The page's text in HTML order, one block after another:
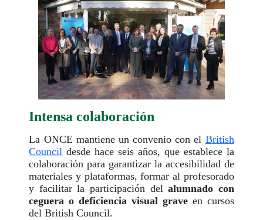
Intensa colaboración
La ONCE mantiene un convenio con el British
Council desde hace seis años, que establece la
colaboración para garantizar la accesibilidad de
materiales y plataformas, formar al profesorado
y facilitar la participación delalumnado con
ceguera o deficiencia visual graveen cursos
del British Council.